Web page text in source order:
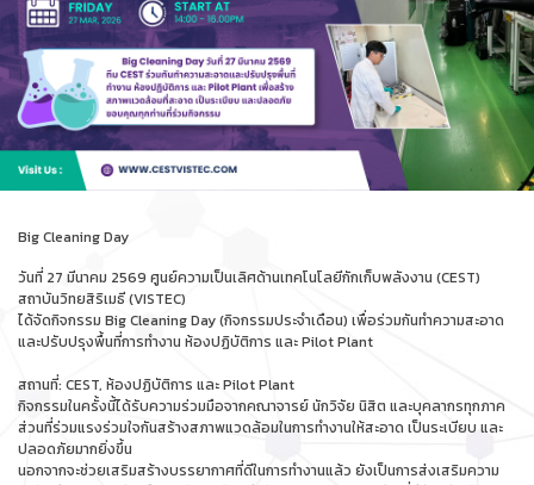
Big Cleaning Day
วันที่ 27 มีนาคม 2569 ศูนย์ความเป็นเลิศด้านเทคโนโลยีกักเก็บพลังงาน (CEST)
สถาบันวิทยสิริเมธี (VISTEC)
ได้จัดกิจกรรม Big Cleaning Day (กิจกรรมประจำเดือน) เพื่อร่วมกันทำความสะอาด
และปรับปรุงพื้นที่การทำงาน ห้องปฏิบัติการ และ Pilot Plant
สถานที่: CEST, ห้องปฏิบัติการ และ Pilot Plant
กิจกรรมในครั้งนี้ได้รับความร่วมมือจากคณาจารย์ นักวิจัย นิสิต และบุคลากรทุกภาค
ส่วนที่ร่วมแรงร่วมใจกันสร้างสภาพแวดล้อมในการทำงานให้สะอาด เป็นระเบียบ และ
ปลอดภัยมากยิ่งขึ้น
นอกจากจะช่วยเสริมสร้างบรรยากาศที่ดีในการทำงานแล้ว ยังเป็นการส่งเสริมความ